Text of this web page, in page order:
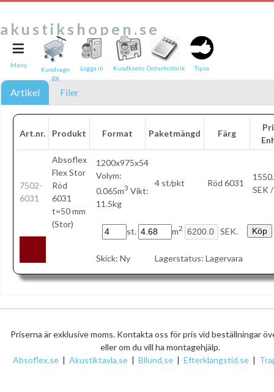
akustikshopen.se
Artikel Filer
Art.nr. Produkt Format Paketmängd Färg
7502-
6031
Absoflex
Flex Stor
Röd
6031
t=50 mm
(Stor)
1200x975x54
Volym:
0.065m3 Vikt:
11.5kg
4 st/pkt Röd 6031
SEK
st. m2 SEK.
Skick: Ny Lagerstatus: Lagervara
≡
Meny
Kundvagn
(0)
Logga in Kundkonto Orderhistorik Tipsa
Priserna är exklusive moms. Kontakta oss för pris vid beställningar
eller om du vill ha montagehjälp.
Absoflex.se | Akustiktavla.se | Bllund.se | Efterklangstid.se |
Tipsa en vän:
e-post*
Text